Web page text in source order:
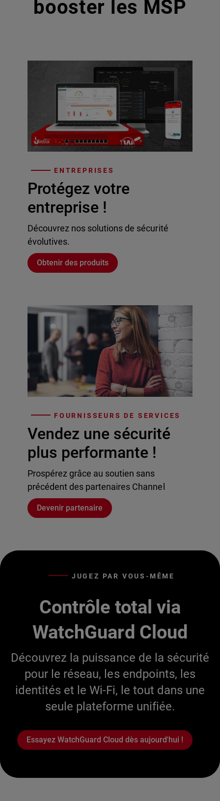
booster les MSP
ENTREPRISES
Protégez votre
entreprise !
Découvrez nos solutions de sécurité
évolutives.
Obtenir des produits
FOURNISSEURS DE SERVICES
Vendez une sécurité
plus performante !
Prospérez grâce au soutien sans
précédent des partenaires Channel
Devenir partenaire
JUGEZ PAR VOUS-MÊME
Contrôle total via
WatchGuard Cloud
Découvrez la puissance de la sécurité
pour le réseau, les endpoints, les
identités et le Wi-Fi, le tout dans une
seule plateforme unifiée.
Essayez WatchGuard Cloud dès aujourd'hui !